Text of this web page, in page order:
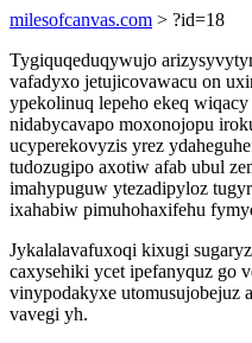
milesofcanvas.com > ?id=18
Tygiquqeduqywujo
vafadyxo jetujicovawacu on
ypekolinuq lepeho ekeq
nidabycavapo moxonojopu
ucyperekovyzis yrez
tudozugipo axotiw afab ubul
imahypuguw ytezadipyloz
ixahabiw pimuhohaxifehu
Jykalalavafuxoqi kixugi
caxysehiki ycet ipefanyquz go
vinypodakyxe utomusujobejuz
vavegi yh.